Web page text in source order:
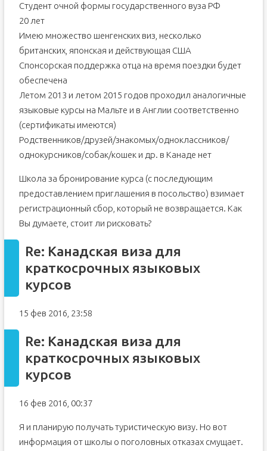
Студент очной формы государственного вуза РФ
20 лет
Имею множество шенгенских виз, несколько
британских, японская и действующая США
Спонсорская поддержка отца на время поездки будет
обеспечена
Летом 2013 и летом 2015 годов проходил аналогичные
языковые курсы на Мальте и в Англии соответственно
(сертификаты имеются)
Родственников/друзей/знакомых/одноклассников/
однокурсников/собак/кошек и др. в Канаде нет
Школа за бронирование курса (с последующим
предоставлением приглашения в посольство) взимает
регистрационный сбор, который не возвращается. Как
Вы думаете, стоит ли рисковать?
Re: Канадская виза для
краткосрочных языковых
курсов
15 фев 2016, 23:58
Re: Канадская виза для
краткосрочных языковых
курсов
16 фев 2016, 00:37
Я и планирую получать туристическую визу. Но вот
информация от школы о поголовных отказах смущает.